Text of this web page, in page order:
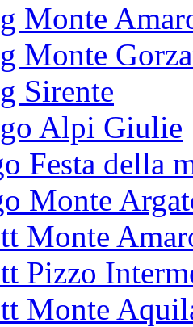
Monte
Monte
Sirente
Alpi Giulie
Festa della
Monte
Monte
Pizzo
Monte